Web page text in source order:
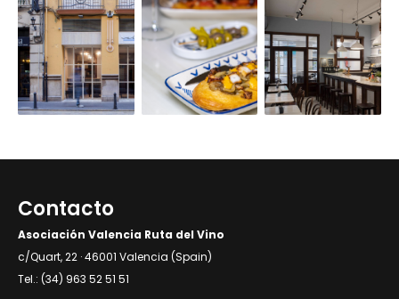
Contacto
Asociación Valencia Ruta del Vino
c/Quart, 22 · 46001 Valencia (Spain)
Tel.: (34) 963 52 51 51